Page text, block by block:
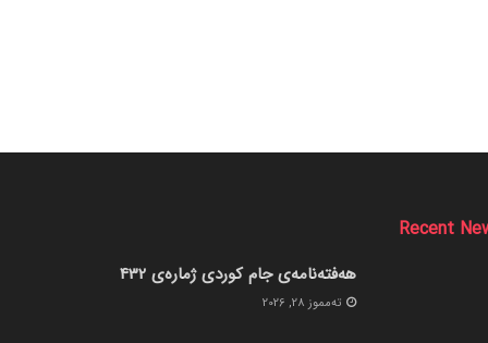
Recent
هەفتەنامەی جام کوردی ژمارەی 432
ته‌مموز 28, 2026